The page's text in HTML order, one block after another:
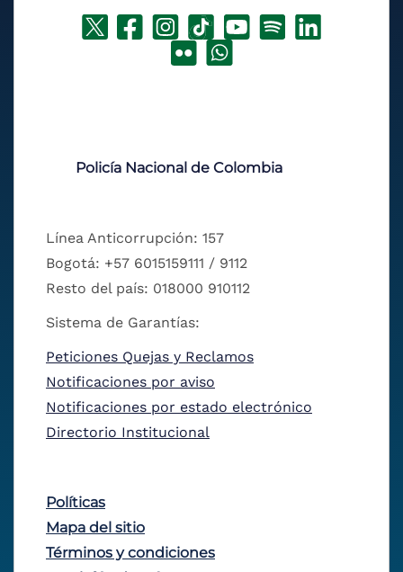
Policía Nacional de Colombia
Línea Anticorrupción: 157
Bogotá: +57 6015159111 / 9112
Resto del país: 018000 910112
Sistema de Garantías:
Peticiones Quejas y Reclamos
Notificaciones por aviso
Notificaciones por estado electrónico
Directorio Institucional
Políticas
Mapa del sitio
Términos y condiciones